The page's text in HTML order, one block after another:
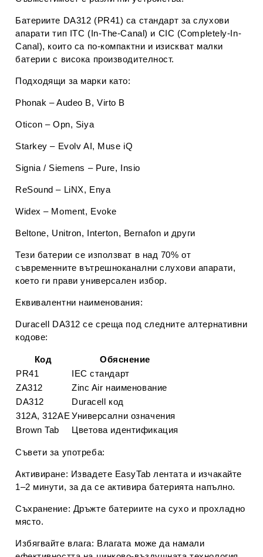
Батериите DA312 (PR41) са стандарт заслухови
апарати тип ITC (In-The-Canal) и CIC (Completely-In-
Canal), които са по-компактни и изискват малки
батерии с висока производителност.
Подходящи за марки като:
Phonak – Audeo B, Virto B
Oticon – Opn, Siya
Starkey – Evolv AI, Muse iQ
Signia / Siemens – Pure, Insio
ReSound – LiNX, Enya
Widex – Moment, Evoke
Beltone, Unitron, Interton, Bernafon и други
Тези батерии се използват в над 70% от
съвременните вътрешноканални слухови апарати,
което ги прави универсален избор.
Еквивалентни наименования:
Duracell DA312 се среща под следните алтернативни
кодове:
Код
Обяснение
PR41
IEC стандарт
ZA312
Zinc Air наименование
DA312
Duracell код
312A, 312AE Универсални означения
Brown Tab
Цветова идентификация
Съвети за употреба:
Активиране: Извадете EasyTab лентата и изчакайте
1–2 минути, за да се активира батерията напълно.
Съхранение: Дръжте батериите на сухо и прохладно
място.
Избягвайте влага: Влагата може да намали